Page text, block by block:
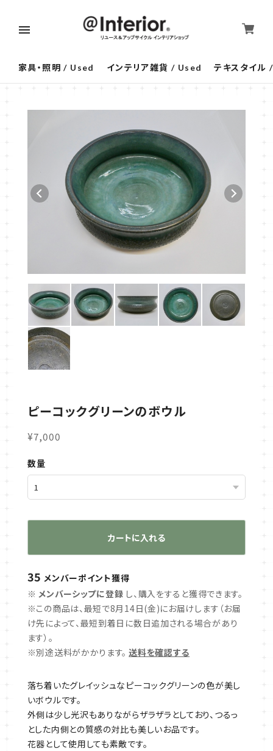
家具・照明 / Used インテリア雑貨 / Used テキスタイル
ピーコックグリーンのボウル
¥7,000
数量
カートに入れる
35 メンバーポイント獲得
※ メンバーシップに登録 し、購入をすると獲得できます。
※この商品は、最短で8月14日(金)にお届けします（お届
け先によって、最短到着日に数日追加される場合があり
ます）。
※別途送料がかかります。 送料を確認する
落ち着いたグレイッシュなピーコックグリーンの色が美し
いボウルです。
外側は少し光沢もありながらザラザラとしており、つるっ
とした内側との質感の対比も美しいお品です。
花器として使用しても素敵です。